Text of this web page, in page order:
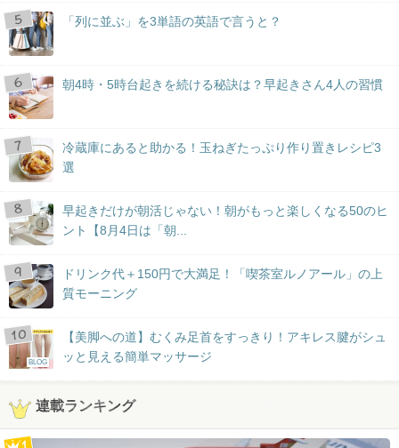
「列に並ぶ」を3単語の英語で言うと？
朝4時・5時台起きを続ける秘訣は？早起きさん4人の習慣
冷蔵庫にあると助かる！玉ねぎたっぷり作り置きレシピ3
選
早起きだけが朝活じゃない！朝がもっと楽しくなる50のヒ
ント【8月4日は「朝...
ドリンク代＋150円で大満足！「喫茶室ルノアール」の上
質モーニング
BLOG
【美脚への道】むくみ足首をすっきり！アキレス腱がシュ
ッと見える簡単マッサージ
連載ランキング